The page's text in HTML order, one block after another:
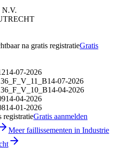
N.V.
na gratis registratieGratis
14-07-2026
14-07-2026
14-04-2026
14-04-2026
14-01-2026
registratieGratis aanmelden
Meer faillissementen in Industrie